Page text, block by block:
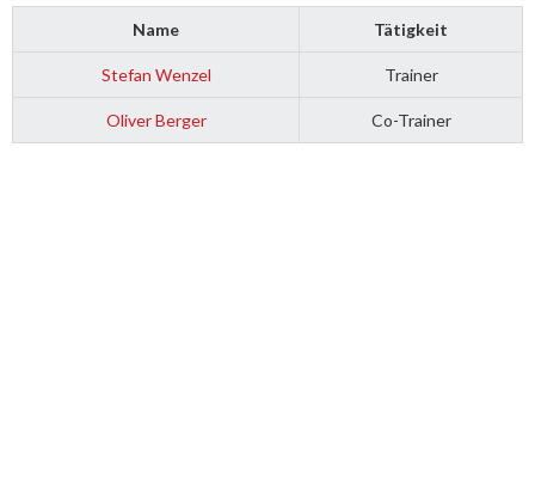
Name Tätigkeit
Stefan Wenzel Trainer
Oliver Berger Co-Trainer